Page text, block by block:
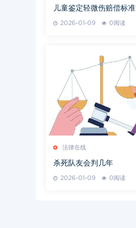
儿童鉴定轻微伤赔偿标准
2026-01-09 0阅读
法律在线
杀死队友会判几年
2026-01-09 0阅读